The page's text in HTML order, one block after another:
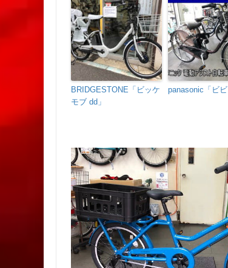
BRIDGESTONE「ビッケ
モブ dd」
panasonic「ビビ